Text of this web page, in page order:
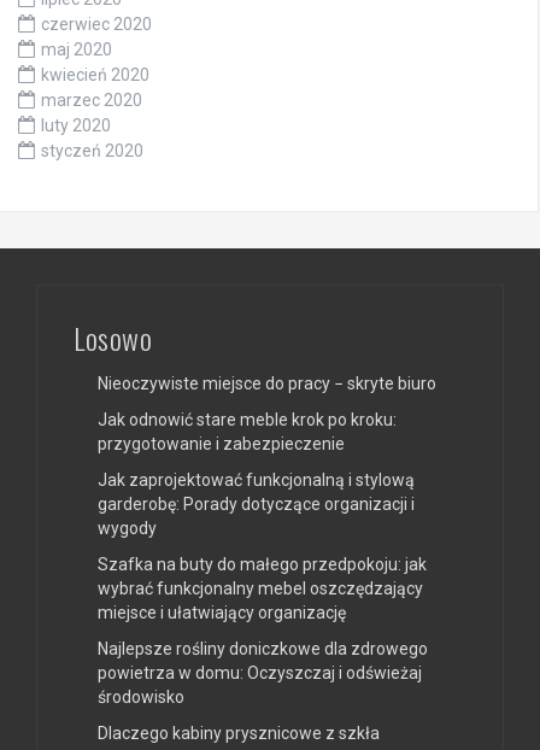
czerwiec 2020
maj 2020
kwiecień 2020
marzec 2020
luty 2020
styczeń 2020
Losowo
Nieoczywiste miejsce do pracy − skryte biuro
Jak odnowić stare meble krok po kroku:
przygotowanie i zabezpieczenie
Jak zaprojektować funkcjonalną i stylową
garderobę: Porady dotyczące organizacji i
wygody
Szafka na buty do małego przedpokoju: jak
wybrać funkcjonalny mebel oszczędzający
miejsce i ułatwiający organizację
Najlepsze rośliny doniczkowe dla zdrowego
powietrza w domu: Oczyszczaj i odświeżaj
środowisko
Dlaczego kabiny prysznicowe z szkła